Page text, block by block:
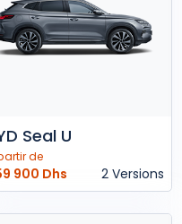
Seal U
de
900 Dhs 2 Versions